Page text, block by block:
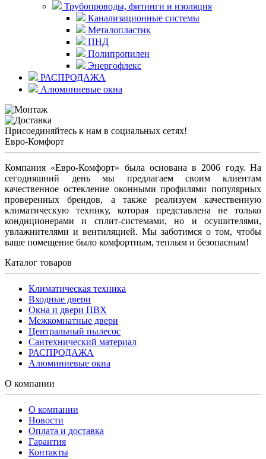
Трубопроводы, фитинги и изоляция
Канализационные системы
Металопластик
ПНД
Полипропилен
Энергофлекс
РАСПРОДАЖА
Алюминиевые окна
Присоединяйтесь к нам в социальных сетях!
Евро-Комфорт
Компания «Евро-Комфорт» была основана в 2006 году. На
сегодняшний день мы предлагаем своим клиентам
качественное остекление оконными профилями популярных
проверенных брендов, а также реализуем качественную
климатическую технику, которая представлена не только
кондиционерами и сплит-системами, но и осушителями,
увлажнителями и вентиляцией. Мы заботимся о том, чтобы
ваше помещение было комфортным, теплым и безопасным!
Каталог товаров
Климатическая техника
Входные двери
Окна и двери ПВХ
Межкомнатные двери
Центральный пылесос
Сантехнический материал
РАСПРОДАЖА
Алюминиевые окна
О компании
О компании
Новости
Оплата и доставка
Гарантия
Контакты